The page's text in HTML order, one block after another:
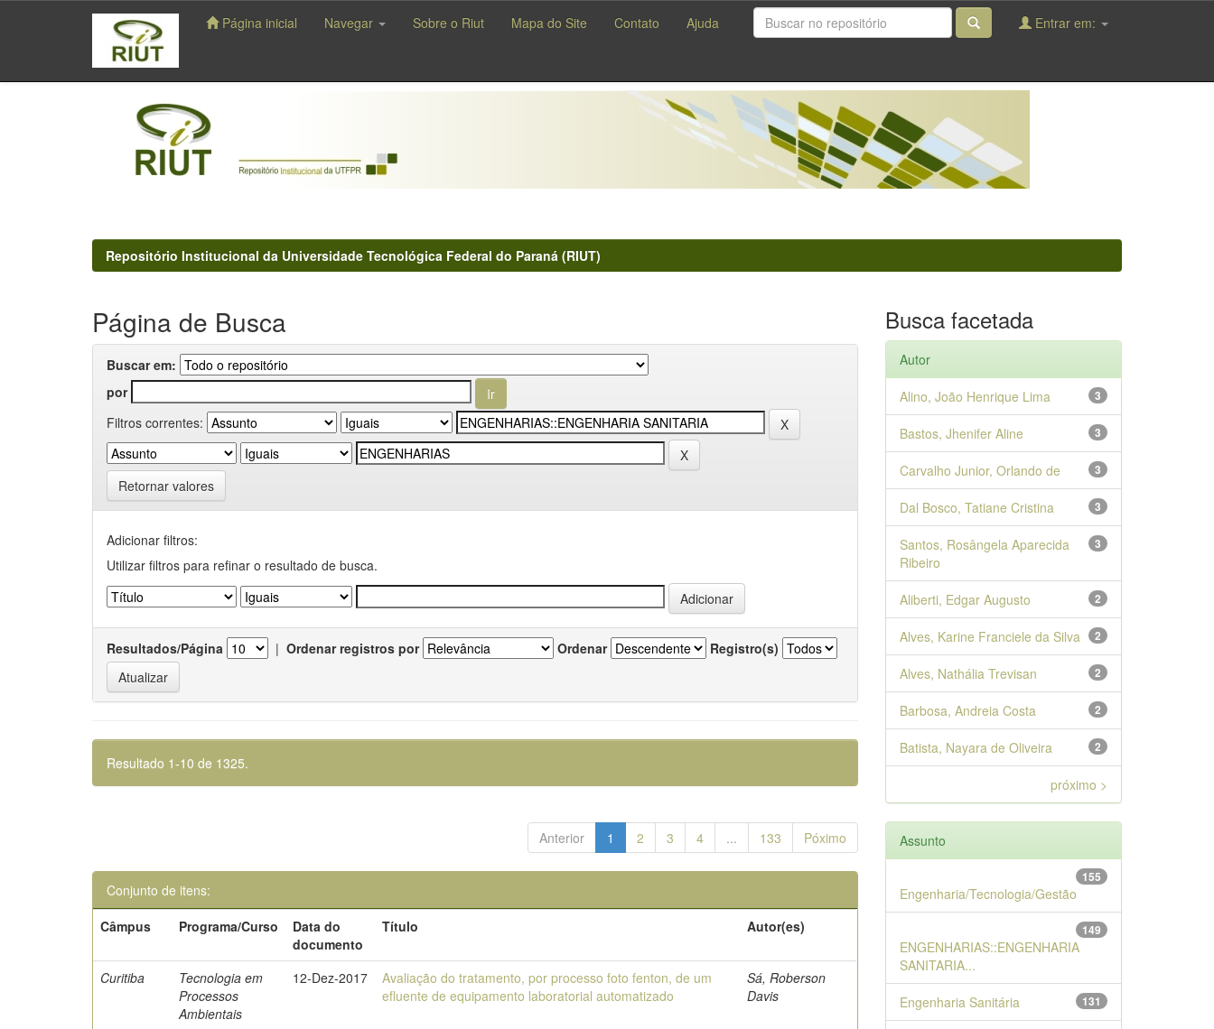
navigation
Página inicial Navegar Sobre o Riut Mapa do Site Contato Ajuda Entrar em:
Repositório Institucional da Universidade Tecnológica Federal do Paraná (RIUT)
Página de Busca
Buscar em:
por
Filtros correntes:
Retornar valores
Adicionar filtros:
Utilizar filtros para refinar o resultado de busca.
Resultados/Página | Ordenar registros por Ordenar Registro(s)
Resultado 1-10 de 1325.
Anterior 1 2 3 4 ... 133 Póximo
Conjunto de itens:
Câmpus
Programa/Curso
Data do
documento
Título Autor(es)
Curitiba
Tecnologia em
Processos
Ambientais
12-Dez-2017
Avaliação do tratamento, por processo foto fenton, de um
efluente de equipamento laboratorial automatizado
Sá, Roberson
Davis
Busca facetada
Autor
3
Alino, João Henrique Lima
3
Bastos, Jhenifer Aline
3
Carvalho Junior, Orlando de
3
Dal Bosco, Tatiane Cristina
3
Santos, Rosângela Aparecida
Ribeiro
2
Aliberti, Edgar Augusto
2
Alves, Karine Franciele da Silva
2
Alves, Nathália Trevisan
2
Barbosa, Andreia Costa
2
Batista, Nayara de Oliveira
próximo >
Assunto
155
Engenharia/Tecnologia/Gestão
149
ENGENHARIAS::ENGENHARIA
SANITARIA...
131
Engenharia Sanitária